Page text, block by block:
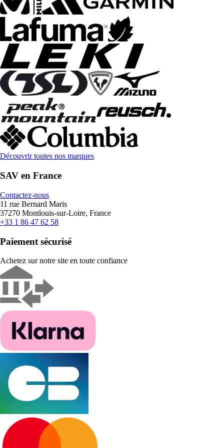
Découvrir toutes nos marques
SAV en France
Contactez-nous
11 rue Bernard Maris
37270 Montlouis-sur-Loire, France
+33 1 86 47 62 58
Paiement sécurisé
Achetez sur notre site en toute confiance